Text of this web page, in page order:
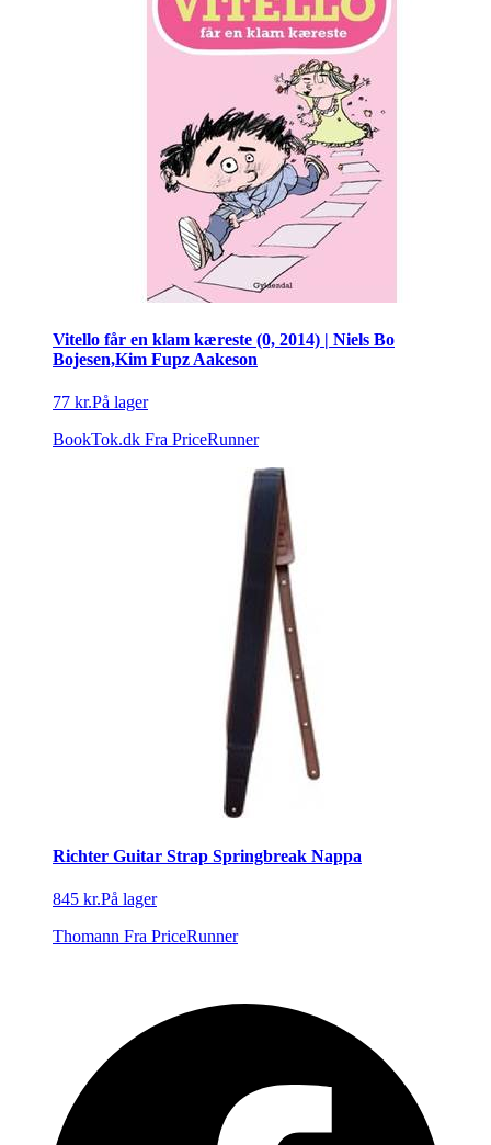
Vitello får en klam kæreste (0, 2014) | Niels Bo
Bojesen,Kim Fupz Aakeson
77 kr.På lager
BookTok.dk Fra PriceRunner
Richter Guitar Strap Springbreak Nappa
845 kr.På lager
Thomann Fra PriceRunner